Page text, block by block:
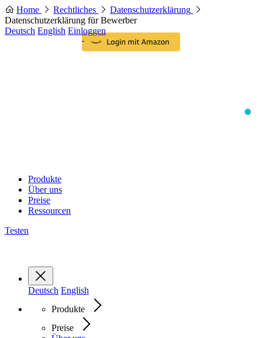
Home Rechtliches
Datenschutzerklärung
Datenschutzerklärung für Bewerber
Deutsch English Einloggen
Produkte
Über uns
Preise
Ressourcen
Testen
Deutsch English
Produkte
Preise